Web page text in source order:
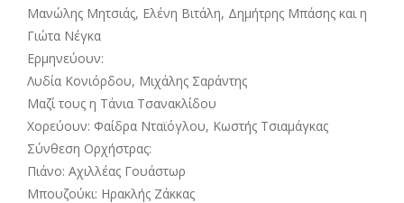
Μανώλης Μητσιάς, Ελένη Βιτάλη, Δημήτρης Μπάσης και η
Γιώτα Νέγκα
Ερμηνεύουν:
Λυδία Κονιόρδου, Μιχάλης Σαράντης
Μαζί τους η Τάνια Τσανακλίδου
Χορεύουν: Φαίδρα Νταϊόγλου, Κωστής Τσιαμάγκας
Σύνθεση Ορχήστρας:
Πιάνο: Αχιλλέας Γουάστωρ
Μπουζούκι: Ηρακλής Ζάκκας